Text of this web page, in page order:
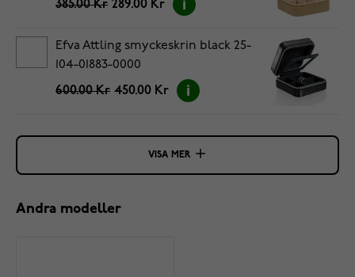
385.00 Kr 289.00 Kr
Efva Attling smyckeskrin black 25-
104-01883-0000
600.00 Kr 450.00 Kr
VISA MER
Andra modeller